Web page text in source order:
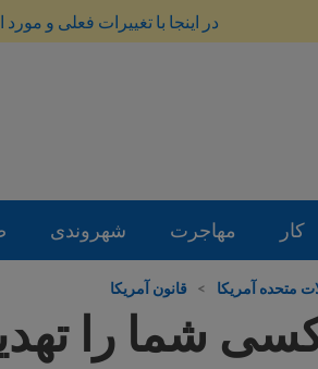
در اینجا با تغییرات فعلی و
کار مهاجرت شهروندی
متحده آمریکا > قانون آمریکا
شما را